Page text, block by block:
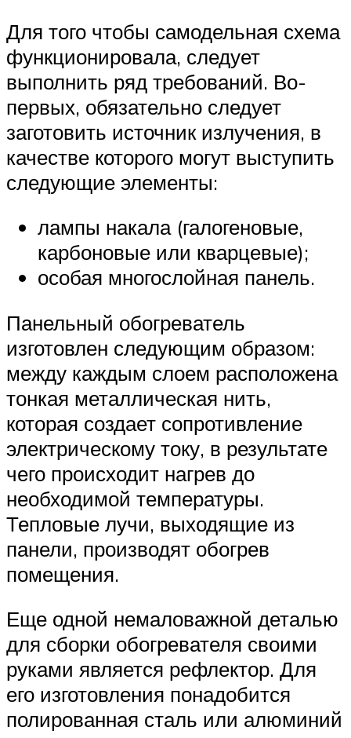
Для того чтобы самодельная схема
функционировала, следует
выполнить ряд требований. Во-
первых, обязательно следует
заготовить источник излучения, в
качестве которого могут выступить
следующие элементы:
лампы накала (галогеновые,
карбоновые или кварцевые);
особая многослойная панель.
Панельный обогреватель
изготовлен следующим образом:
между каждым слоем расположена
тонкая металлическая нить,
которая создает сопротивление
электрическому току, в результате
чего происходит нагрев до
необходимой температуры.
Тепловые лучи, выходящие из
панели, производят обогрев
помещения.
Еще одной немаловажной деталью
для сборки обогревателя своими
руками является рефлектор. Для
его изготовления понадобится
полированная сталь или алюминий